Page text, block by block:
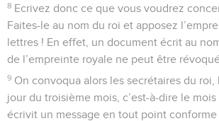
8 Ecrivez donc ce que vous voudrez
Faites-le au nom du roi et apposez
lettres ! En effet, un document écrit au
de l’empreinte royale ne peut être
9 On convoqua alors les secrétaires du
jour du troisième mois, c’est-à-dire le
écrivit un message en tout point conforme